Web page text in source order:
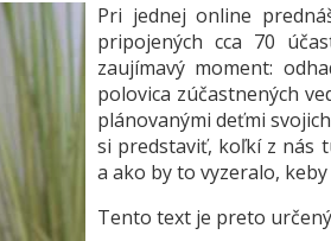
Pri jednej online
pripojených cca 70
zaujímavý moment:
polovica zúčastnených
plánovanými deťmi
si predstaviť, koľkí z nás
a ako by to vyzeralo,
Tento text je preto